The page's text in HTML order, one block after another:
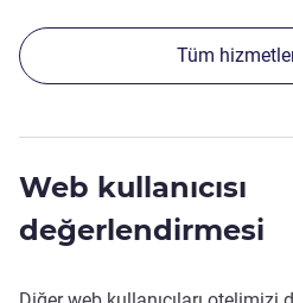
Tüm
Web kullanıcısı
değerlendirmesi